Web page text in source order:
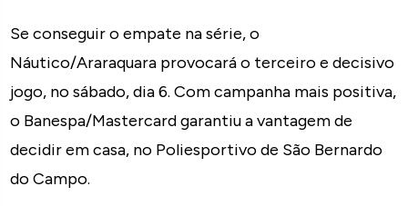
Se conseguir o empate na série, o
Náutico/Araraquara provocará o terceiro e decisivo
jogo, no sábado, dia 6. Com campanha mais positiva,
o Banespa/Mastercard garantiu a vantagem de
decidir em casa, no Poliesportivo de São Bernardo
do Campo.